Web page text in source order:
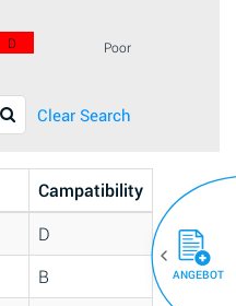
D Poor
Clear Search
Campatibility
D
B
ANGEBOT